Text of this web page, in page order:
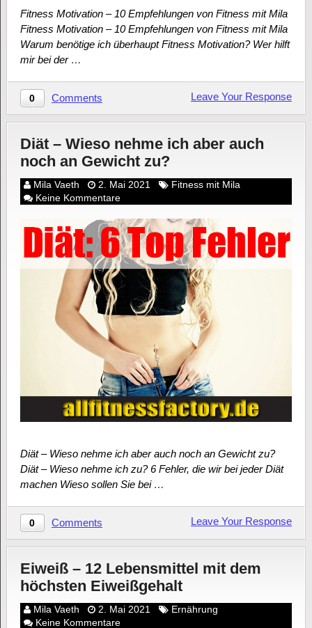
Fitness Motivation – 10 Empfehlungen von Fitness mit Mila
Fitness Motivation – 10 Empfehlungen von Fitness mit Mila
Warum benötige ich überhaupt Fitness Motivation? Wer hilft
mir bei der …
0 Comments Leave Your Response
Diät – Wieso nehme ich aber auch
noch an Gewicht zu?
Mila Vaeth 2. Mai 2021
Fitness mit Mila
Keine Kommentare
Diät – Wieso nehme ich aber auch noch an Gewicht zu?
Diät – Wieso nehme ich zu? 6 Fehler, die wir bei jeder Diät
machen Wieso sollen Sie bei …
0 Comments Leave Your Response
Eiweiß – 12 Lebensmittel mit dem
höchsten Eiweißgehalt
Mila Vaeth 2. Mai 2021
Ernährung
Keine Kommentare